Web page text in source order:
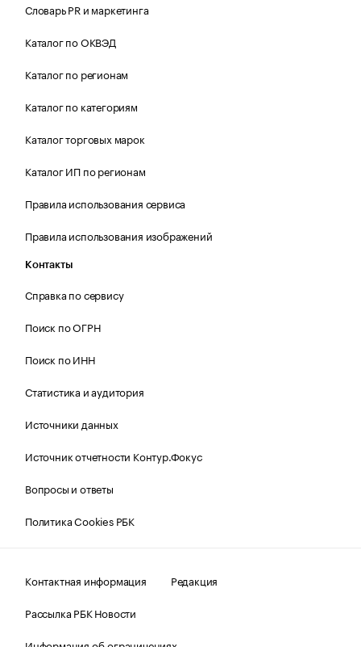
Словарь PR и маркетинга
Каталог по ОКВЭД
Каталог по регионам
Каталог по категориям
Каталог торговых марок
Каталог ИП по регионам
Правила использования сервиса
Правила использования изображений
Контакты
Справка по сервису
Поиск по ОГРН
Поиск по ИНН
Статистика и аудитория
Источники данных
Источник отчетности Контур.Фокус
Вопросы и ответы
Политика Cookies РБК
Контактная информация
Редакция
Рассылка РБК Новости